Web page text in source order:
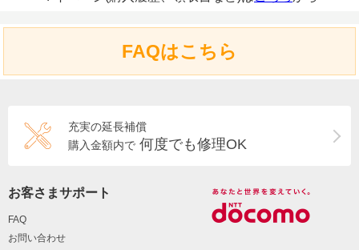
FAQはこちら
充実の延長補償
購入金額内で 何度でも修理OK
お客さまサポート
FAQ
お問い合わせ